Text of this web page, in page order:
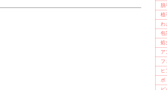
脱
植
わ
包
処
ア
フ
ボ